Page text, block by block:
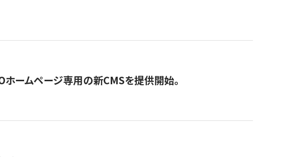
ホームページ専用の新CMSを提供開始。